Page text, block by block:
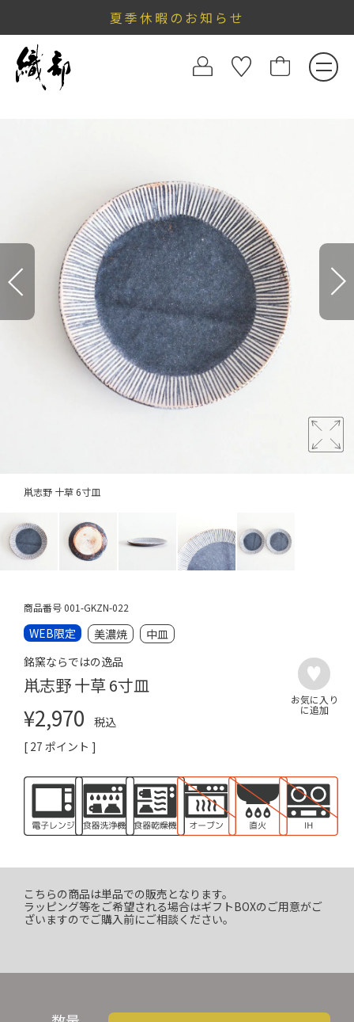
夏季休暇のお知らせ
鼡志野 十草 6寸皿
商品番号001-GKZN-022
WEB限定 美濃焼
中皿
銘窯ならではの逸品
鼡志野 十草 6寸皿
¥2,970
税込
[ 27 ポイント ]
こちらの商品は単品での販売となります。
ラッピング等をご希望される場合はギフトBOXのご用意がご
ざいますのでご購入前にご相談ください。